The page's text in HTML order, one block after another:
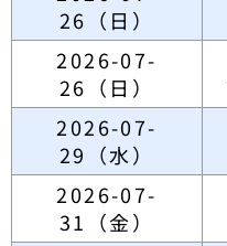
26（日）
2026-07-
26（日）
2026-07-
29（水）
2026-07-
31（金）